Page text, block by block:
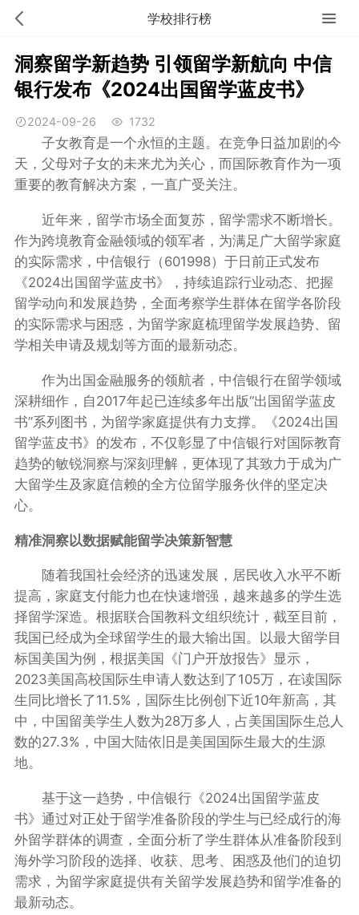
学校排行榜
洞察留学新趋势 引领留学新航向 中信
银行发布《2024出国留学蓝皮书》
2024-09-26 1732
子女教育是一个永恒的主题。在竞争日益加剧的今
天，父母对子女的未来尤为关心，而国际教育作为一项
重要的教育解决方案，一直广受关注。
近年来，留学市场全面复苏，留学需求不断增长。
作为跨境教育金融领域的领军者，为满足广大留学家庭
的实际需求，中信银行（601998）于日前正式发布
《2024出国留学蓝皮书》，持续追踪行业动态、把握
留学动向和发展趋势，全面考察学生群体在留学各阶段
的实际需求与困惑，为留学家庭梳理留学发展趋势、留
学相关申请及规划等方面的最新动态。
作为出国金融服务的领航者，中信银行在留学领域
深耕细作，自2017年起已连续多年出版“出国留学蓝皮
书”系列图书，为留学家庭提供有力支撑。《2024出国
留学蓝皮书》的发布，不仅彰显了中信银行对国际教育
趋势的敏锐洞察与深刻理解，更体现了其致力于成为广
大留学生及家庭信赖的全方位留学服务伙伴的坚定决
心。
精准洞察以数据赋能留学决策新智慧
随着我国社会经济的迅速发展，居民收入水平不断
提高，家庭支付能力也在快速增强，越来越多的学生选
择留学深造。根据联合国教科文组织统计，截至目前，
我国已经成为全球留学生的最大输出国。以最大留学目
标国美国为例，根据美国《门户开放报告》显示，
2023美国高校国际生申请人数达到了105万，在读国际
生同比增长了11.5%，国际生比例创下近10年新高，其
中，中国留美学生人数为28万多人，占美国国际生总人
数的27.3%，中国大陆依旧是美国国际生最大的生源
地。
基于这一趋势，中信银行《2024出国留学蓝皮
书》通过对正处于留学准备阶段的学生与已经成行的海
外留学群体的调查，全面分析了学生群体从准备阶段到
海外学习阶段的选择、收获、思考、困惑及他们的迫切
需求，为留学家庭提供有关留学发展趋势和留学准备的
最新动态。